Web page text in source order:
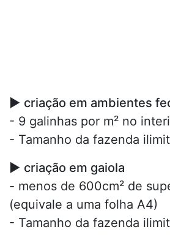
► criação em ambientes
- 9 galinhas por m² no
- Tamanho da fazenda
► criação em gaiola
- menos de 600cm² de
(equivale a uma folha A4)
- Tamanho da fazenda